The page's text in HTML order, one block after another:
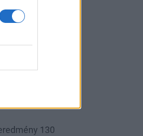
a vállalat,
15
130